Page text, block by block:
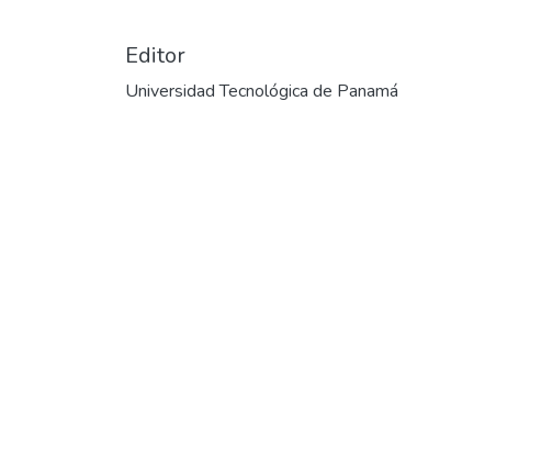
Editor
Universidad Tecnológica de Panamá